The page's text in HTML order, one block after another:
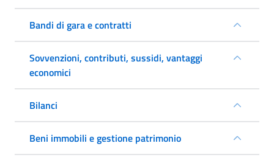
Bandi di gara e contratti
Sovvenzioni, contributi, sussidi, vantaggi
economici
Bilanci
Beni immobili e gestione patrimonio